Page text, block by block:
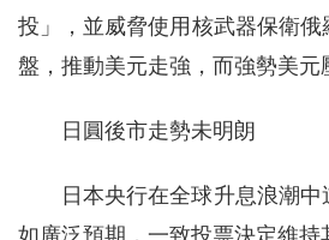
投」，並威脅使用核武器保衛
盤，推動美元走強，而強勢美元
日圓後市走勢未明朗
日本央行在全球升息浪潮
如廣泛預期，一致投票決定維